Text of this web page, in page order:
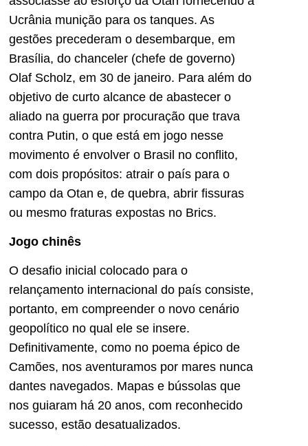
Ucrânia munição para os tanques. As
gestões precederam o desembarque, em
Brasília, do chanceler (chefe de governo)
Olaf Scholz, em 30 de janeiro. Para além do
objetivo de curto alcance de abastecer o
aliado na guerra por procuração que trava
contra Putin, o que está em jogo nesse
movimento é envolver o Brasil no conflito,
com dois propósitos: atrair o país para o
campo da Otan e, de quebra, abrir fissuras
ou mesmo fraturas expostas no Brics.
Jogo chinês
O desafio inicial colocado para o
relançamento internacional do país consiste,
portanto, em compreender o novo cenário
geopolítico no qual ele se insere.
Definitivamente, como no poema épico de
Camões, nos aventuramos por mares nunca
dantes navegados. Mapas e bússolas que
nos guiaram há 20 anos, com reconhecido
sucesso, estão desatualizados.